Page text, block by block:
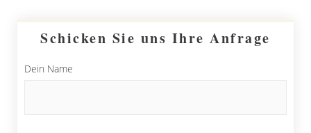
Schicken Sie uns Ihre Anfrage
Dein Name